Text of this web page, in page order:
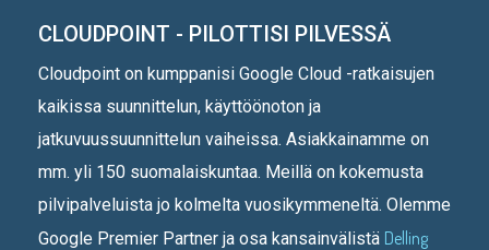
CLOUDPOINT - PILOTTISI PILVESSÄ
Cloudpoint on kumppanisi Google Cloud -ratkaisujen
kaikissa suunnittelun, käyttöönoton ja
jatkuvuussuunnittelun vaiheissa. Asiakkainamme on
mm. yli 150 suomalaiskuntaa. Meillä on kokemusta
pilvipalveluista jo kolmelta vuosikymmeneltä. Olemme
Google Premier Partner ja osa kansainvälistä Delling